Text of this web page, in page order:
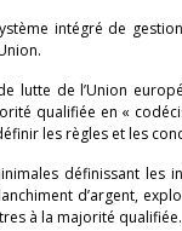
intégré de
lutte de l’Union
qualifiée en «
les règles et les
définissant
d’argent,
à la majorité qualifiée.